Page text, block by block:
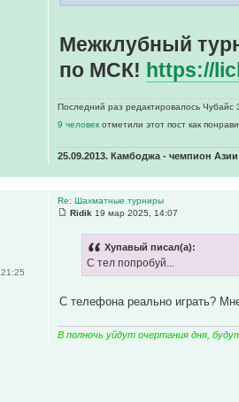
Межклубный
по МСК! https://
Последний раз редактировалось Чубайс
9 человек отметили этот пост как
25.09.2013. Камбоджа - чемпион
Re: Шахматные турниры
Ridik 19 мар 2025, 14:07
Хупавый писал(а):
С тел попробуй...
С телефона реально играть?
В полночь уйдут очертания дня,